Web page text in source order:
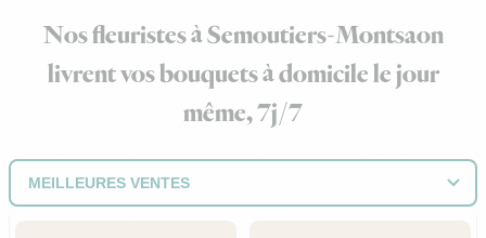
Nos fleuristes à Semoutiers-Montsaon
livrent vos bouquets à domicile le jour
même, 7j/7